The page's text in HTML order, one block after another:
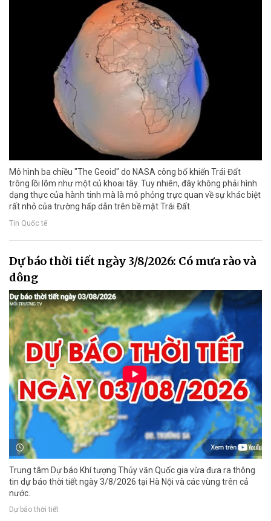
Mô hình ba chiều "The Geoid" do NASA công bố khiến Trái Đất
trông lồi lõm như một củ khoai tây. Tuy nhiên, đây không phải hình
dạng thực của hành tinh mà là mô phỏng trực quan về sự khác biệt
rất nhỏ của trường hấp dẫn trên bề mặt Trái Đất.
Tin Quốc tế
Dự báo thời tiết ngày 3/8/2026: Có mưa rào và
dông
Trung tâm Dự báo Khí tượng Thủy văn Quốc gia vừa đưa ra thông
tin dự báo thời tiết ngày 3/8/2026 tại Hà Nội và các vùng trên cả
nước.
Dự báo thời tiết